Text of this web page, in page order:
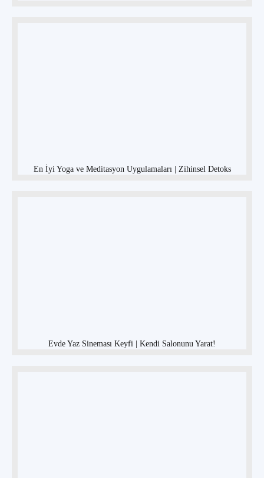
En İyi Yoga ve Meditasyon Uygulamaları | Zihinsel Detoks
Evde Yaz Sineması Keyfi | Kendi Salonunu Yarat!